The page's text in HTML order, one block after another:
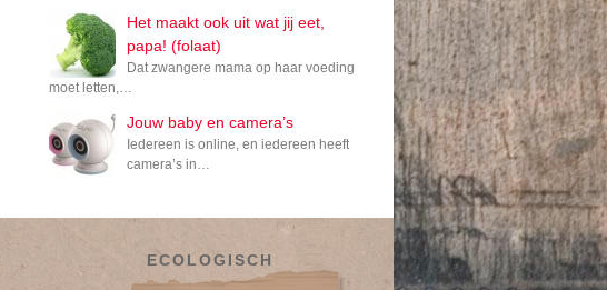
Het maakt ook uit wat jij eet,
papa! (folaat)
Dat zwangere mama op haar voeding
moet letten,…
Jouw baby en camera’s
Iedereen is online, en iedereen heeft
camera’s in…
ECOLOGISCH